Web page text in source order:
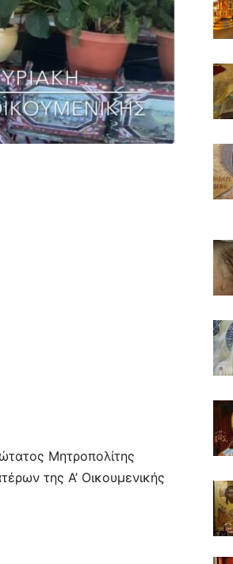
Μητροπολίτης
της Α’ Οικουμενικής